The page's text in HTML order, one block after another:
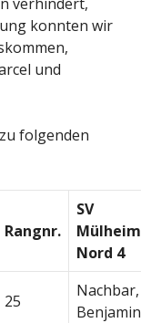
konnten wir
und
folgenden
Rangnr.
SV
Nord 4
25
Nachbar,
Benjamin